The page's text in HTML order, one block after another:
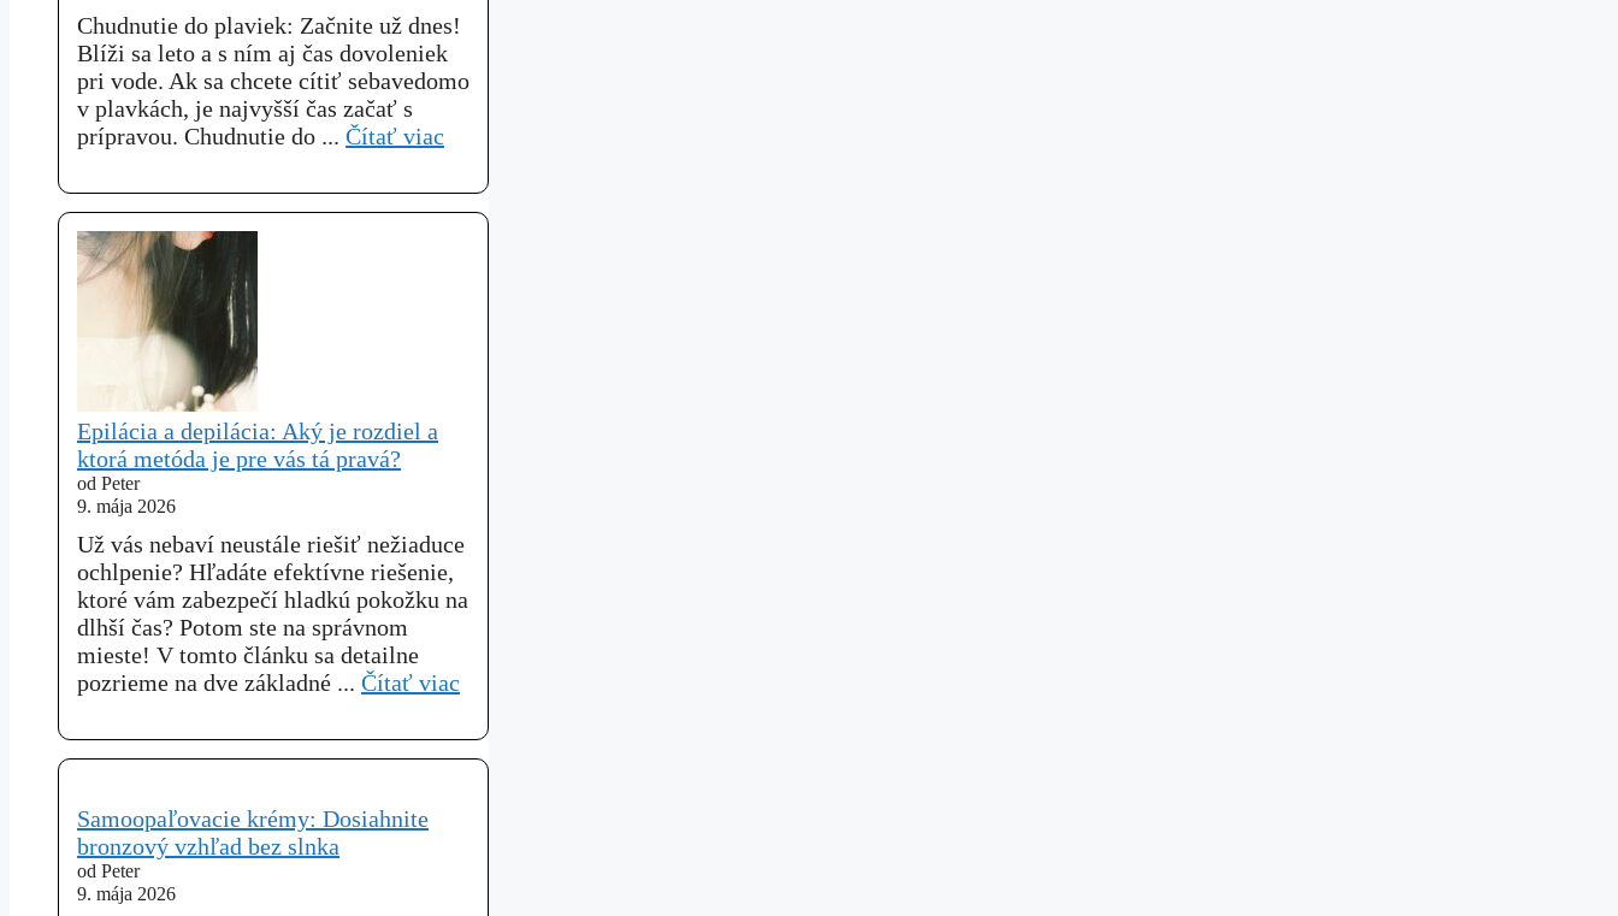
Chudnutie do plaviek: Začnite už dnes!
Blíži sa leto a s ním aj čas dovoleniek
pri vode. Ak sa chcete cítiť sebavedomo
v plavkách, je najvyšší čas začať s
prípravou. Chudnutie do ... Čítať viac
Epilácia a depilácia: Aký je rozdiel a
ktorá metóda je pre vás tá pravá?
od Peter
9. mája 2026
Už vás nebaví neustále riešiť nežiaduce
ochlpenie? Hľadáte efektívne riešenie,
ktoré vám zabezpečí hladkú pokožku na
dlhší čas? Potom ste na správnom
mieste! V tomto článku sa detailne
pozrieme na dve základné ... Čítať viac
Samoopaľovacie krémy: Dosiahnite
bronzový vzhľad bez slnka
od Peter
9. mája 2026